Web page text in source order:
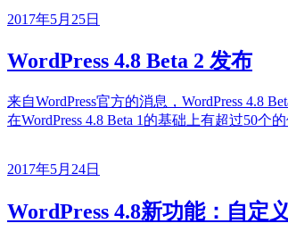
2017年5月25日
WordPress 4.8 Beta 2 发布
来自WordPress官方的消息，WordPress 4.8
在WordPress 4.8 Beta 1的基础上有超过50个
2017年5月24日
WordPress 4.8新功能：自定